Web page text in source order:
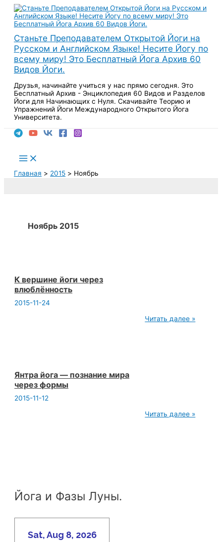
Перейти
содержимому
Станьте Преподавателем Открытой Йоги на
Русском и Английском Языке! Несите Йогу по
всему миру! Это Бесплатный Йога Архив 60
Видов Йоги.
Друзья, начинайте учиться у нас прямо сегодня. Это
Бесплатный Архив - Энциклопедия 60 Видов и Разделов
Йоги для Начинающих с Нуля. Скачивайте Теорию и
Упражнений Йоги Международного Открытого Йога
Университета.
Main
Menu
Главная
2015 Ноябрь
Ноябрь 2015
К вершине йоги через
влюблённость
2015-11-24
К
Читать далее »
Янтра йога — познание мира
через формы
2015-11-12
Янтра
Читать далее »
Йога и Фазы Луны.